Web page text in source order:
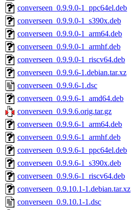
converseen_0.9.9.0-1_ppc64el.deb
converseen_0.9.9.0-1_s390x.deb
converseen_0.9.9.0-1_arm64.deb
converseen_0.9.9.0-1_armhf.deb
converseen_0.9.9.0-1_riscv64.deb
converseen_0.9.9.6-1.debian.tar.xz
converseen_0.9.9.6-1.dsc
converseen_0.9.9.6-1_amd64.deb
converseen_0.9.9.6.orig.tar.gz
converseen_0.9.9.6-1_arm64.deb
converseen_0.9.9.6-1_armhf.deb
converseen_0.9.9.6-1_ppc64el.deb
converseen_0.9.9.6-1_s390x.deb
converseen_0.9.9.6-1_riscv64.deb
converseen_0.9.10.1-1.debian.tar.xz
converseen_0.9.10.1-1.dsc